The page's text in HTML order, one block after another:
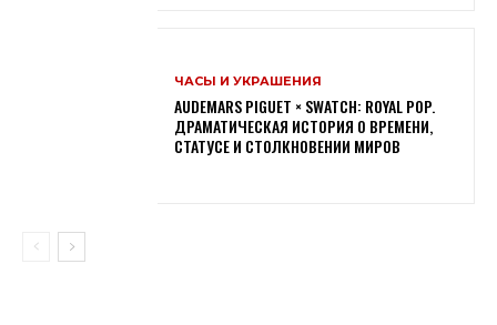
ЧАСЫ И УКРАШЕНИЯ
AUDEMARS PIGUET × SWATCH: ROYAL POP.
ДРАМАТИЧЕСКАЯ ИСТОРИЯ О ВРЕМЕНИ,
СТАТУСЕ И СТОЛКНОВЕНИИ МИРОВ